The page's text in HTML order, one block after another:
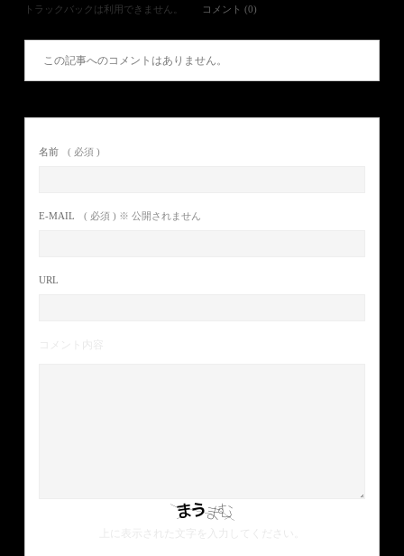
トラックバックは利用できません。 コメント (0)
この記事へのコメントはありません。
名前 ( 必須 )
E-MAIL ( 必須 ) ※ 公開されません
URL